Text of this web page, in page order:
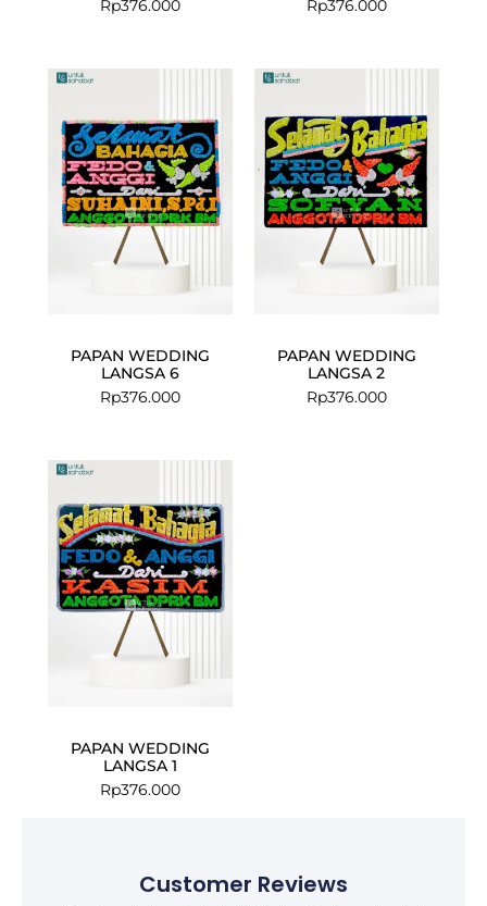
Rp376.000 Rp376.000
PAPAN WEDDING
LANGSA 6
Rp376.000
PAPAN WEDDING
LANGSA 2
Rp376.000
PAPAN WEDDING
LANGSA 1
Rp376.000
Customer Reviews